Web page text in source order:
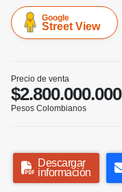
Google
Street View
Precio de venta
$2.800.000.000
Pesos Colombianos
Descargar
información